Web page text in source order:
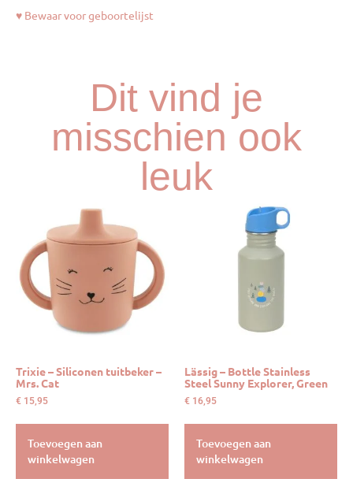
♥ Bewaar voor geboortelijst
Dit vind je
misschien ook
leuk
Trixie – Siliconen tuitbeker –
Mrs. Cat
€ 15,95
Toevoegen aan
winkelwagen
Lässig – Bottle Stainless
Steel Sunny Explorer, Green
€ 16,95
Toevoegen aan
winkelwagen